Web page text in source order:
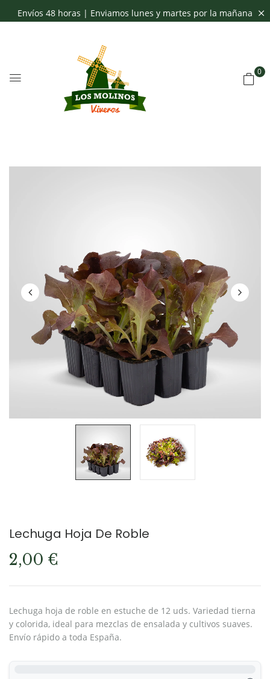
Envíos 48 horas | Enviamos lunes y martes por la mañana
0
Lechuga Hoja De Roble
2,00 €
Lechuga hoja de roble en estuche de 12 uds. Variedad tierna
y colorida, ideal para mezclas de ensalada y cultivos suaves.
Envío rápido a toda España.